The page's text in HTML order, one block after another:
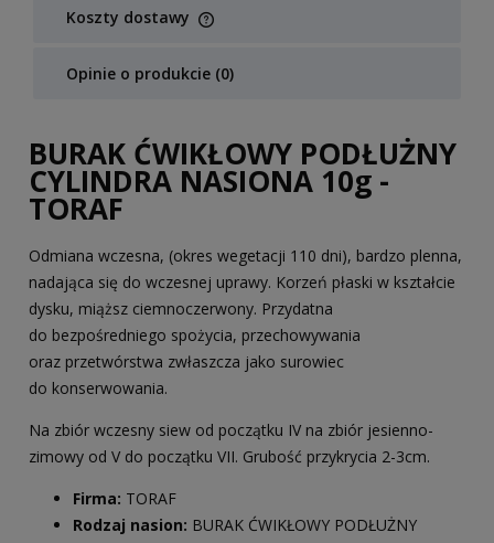
Koszty dostawy
Cena nie zawiera ewentualnych kosztów płatności
Opinie o produkcie (0)
BURAK ĆWIKŁOWY PODŁUŻNY
CYLINDRA NASIONA 10g -
TORAF
Odmiana wczesna, (okres wegetacji 110 dni), bardzo plenna,
nadająca się do wczesnej uprawy. Korzeń płaski w kształcie
dysku, miąższ ciemnoczerwony. Przydatna
do bezpośredniego spożycia, przechowywania
oraz przetwórstwa zwłaszcza jako surowiec
do konserwowania.
Na zbiór wczesny siew od początku IV na zbiór jesienno-
zimowy od V do początku VII. Grubość przykrycia 2-3cm.
Firma: TORAF
Rodzaj nasion: BURAK ĆWIKŁOWY PODŁUŻNY